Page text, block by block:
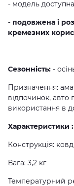
- модель
- подовжена і
кремезних
Сезонність: -
Призначення:
відпочинок, авто
використання в
Характеристики :
Конструкція:
Вага: 3,2 кг
Температурний